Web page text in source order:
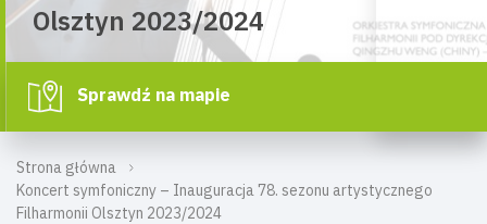
Strona główna
Koncert symfoniczny – Inauguracja 78. sezonu artystycznego
Filharmonii Olsztyn 2023/2024
Olsztyn 2023/2024
Sprawdź na mapie